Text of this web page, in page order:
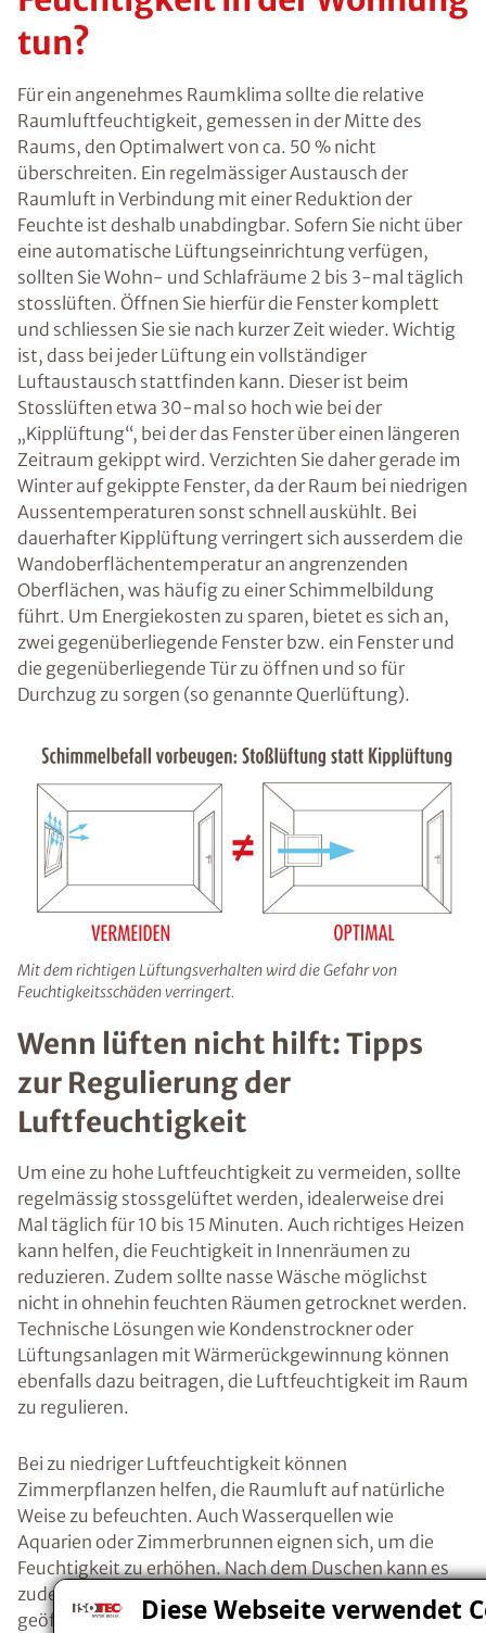
Diese Webseite verwendet
tun?
Für ein angenehmes Raumklima sollte die relative
Raumluftfeuchtigkeit, gemessen in der Mitte des
Raums, den Optimalwert von ca. 50 % nicht
überschreiten. Ein regelmässiger Austausch der
Raumluft in Verbindung mit einer Reduktion der
Feuchte ist deshalb unabdingbar. Sofern Sie nicht über
eine automatische Lüftungseinrichtung verfügen,
sollten Sie Wohn- und Schlafräume 2 bis 3-mal täglich
stosslüften. Öffnen Sie hierfür die Fenster komplett
und schliessen Sie sie nach kurzer Zeit wieder. Wichtig
ist, dass bei jeder Lüftung ein vollständiger
Luftaustausch stattfinden kann. Dieser ist beim
Stosslüften etwa 30-mal so hoch wie bei der
„Kipplüftung“, bei der das Fenster über einen längeren
Zeitraum gekippt wird. Verzichten Sie daher gerade im
Winter auf gekippte Fenster, da der Raum bei niedrigen
Aussentemperaturen sonst schnell auskühlt. Bei
dauerhafter Kipplüftung verringert sich ausserdem die
Wandoberflächentemperatur an angrenzenden
Oberflächen, was häufig zu einer Schimmelbildung
führt. Um Energiekosten zu sparen, bietet es sich an,
zwei gegenüberliegende Fenster bzw. ein Fenster und
die gegenüberliegende Tür zu öffnen und so für
Durchzug zu sorgen (so genannte Querlüftung).
Mit dem richtigen Lüftungsverhalten wird die Gefahr von
Feuchtigkeitsschäden verringert.
Wenn lüften nicht hilft: Tipps
zur Regulierung der
Luftfeuchtigkeit
Um eine zu hohe Luftfeuchtigkeit zu vermeiden, sollte
regelmässig stossgelüftet werden, idealerweise drei
Mal täglich für 10 bis 15 Minuten. Auch richtiges Heizen
kann helfen, die Feuchtigkeit in Innenräumen zu
reduzieren. Zudem sollte nasse Wäsche möglichst
nicht in ohnehin feuchten Räumen getrocknet werden.
Technische Lösungen wie Kondenstrockner oder
Lüftungsanlagen mit Wärmerückgewinnung können
ebenfalls dazu beitragen, die Luftfeuchtigkeit im Raum
zu regulieren.
Bei zu niedriger Luftfeuchtigkeit können
Zimmerpflanzen helfen, die Raumluft auf natürliche
Weise zu befeuchten. Auch Wasserquellen wie
Aquarien oder Zimmerbrunnen eignen sich, um die
Feuchtigkeit zu erhöhen. Nach dem Duschen kann es
zudem sinnvoll sein, den Wasserdampf durch
geöffnete Türen teilweise in die Wohnung ziehen zu